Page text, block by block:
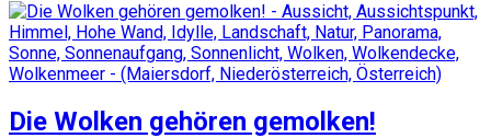
Die Wolken gehören gemolken!